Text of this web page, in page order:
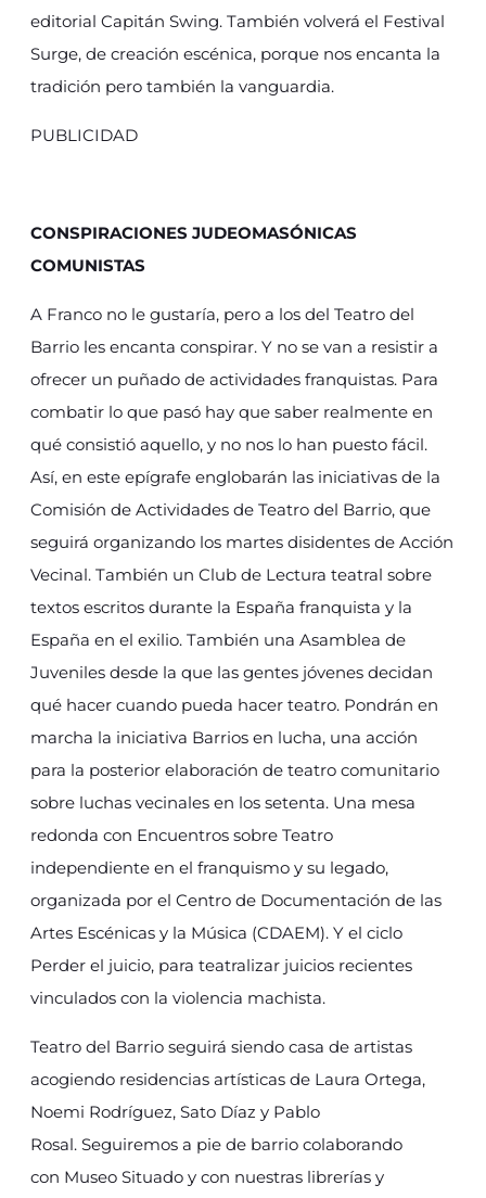
editorial Capitán Swing. También volverá el Festival
Surge, de creación escénica, porque nos encanta la
tradición pero también la vanguardia.
PUBLICIDAD
CONSPIRACIONES JUDEOMASÓNICAS
COMUNISTAS
A Franco no le gustaría, pero a los del Teatro del
Barrio les encanta conspirar. Y no se van a resistir a
ofrecer un puñado de actividades franquistas. Para
combatir lo que pasó hay que saber realmente en
qué consistió aquello, y no nos lo han puesto fácil.
Así, en este epígrafe englobarán las iniciativas de la
Comisión de Actividades de Teatro del Barrio, que
seguirá organizando los martes disidentes de Acción
Vecinal. También un Club de Lectura teatral sobre
textos escritos durante la España franquista y la
España en el exilio. También una Asamblea de
Juveniles desde la que las gentes jóvenes decidan
qué hacer cuando pueda hacer teatro. Pondrán en
marcha la iniciativa Barrios en lucha, una acción
para la posterior elaboración de teatro comunitario
sobre luchas vecinales en los setenta. Una mesa
redonda con Encuentros sobre Teatro
independiente en el franquismo y su legado,
organizada por el Centro de Documentación de las
Artes Escénicas y la Música (CDAEM). Y el ciclo
Perder el juicio, para teatralizar juicios recientes
vinculados con la violencia machista.
Teatro del Barrio seguirá siendo casa de artistas
acogiendo residencias artísticas de Laura Ortega,
Noemi Rodríguez, Sato Díaz y Pablo
Rosal. Seguiremos a pie de barrio colaborando
con Museo Situado y con nuestras librerías y